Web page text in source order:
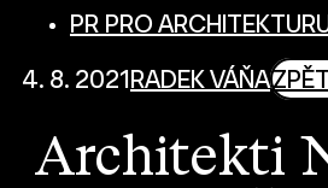
PR PRO
4. 8. 2021 RADEK VÁŇA
Architekti